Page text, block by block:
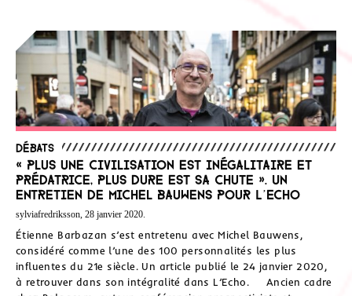
Débats
« Plus une civilisation est inégalitaire et
prédatrice, plus dure est sa chute ». Un
entretien de Michel Bauwens pour L’Echo
sylviafredriksson, 28 janvier 2020.
Étienne Barbazan s’est entretenu avec Michel Bauwens,
considéré comme l’une des 100 personnalités les plus
influentes du 21e siècle. Un article publié le 24 janvier 2020,
à retrouver dans son intégralité dans L’Echo. Ancien cadre